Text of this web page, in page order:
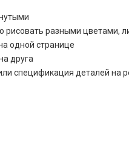
рисовать разными цветами,
одной странице
друга
спецификация деталей